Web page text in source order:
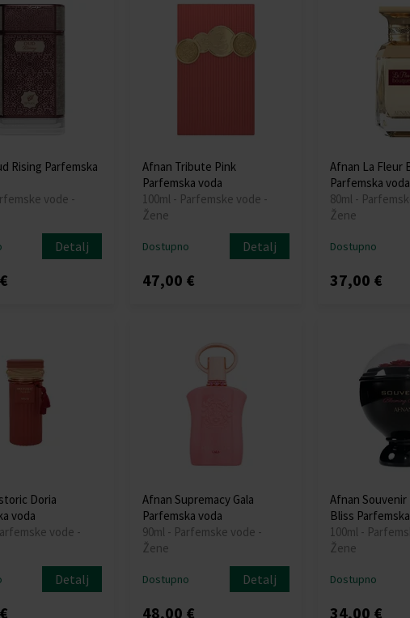
Rising Parfemska
vode -
Detalj
Afnan Tribute Pink
Parfemska voda
100ml - Parfemske vode -
Žene
Dostupno Detalj
47,00 €
Afnan La Fleur
Parfemska voda
80ml -
Žene
Dostupno
37,00 €
Doria
voda
vode -
Detalj
Afnan Supremacy Gala
Parfemska voda
90ml - Parfemske vode -
Žene
Dostupno Detalj
48,00 €
Afnan Souvenir
Bliss
100ml -
Žene
Dostupno
34,00 €